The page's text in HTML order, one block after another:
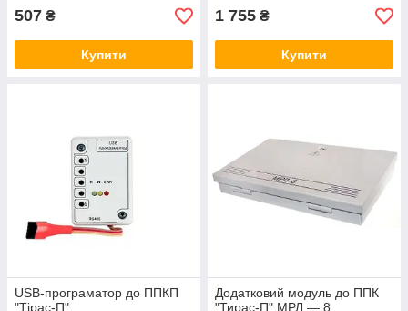
507 ₴
Купити
1 755 ₴
Купити
USB-програматор до ППКП
"Тірас-П"
Додатковий модуль до ППК
"Тирас-П" МРЛ — 8